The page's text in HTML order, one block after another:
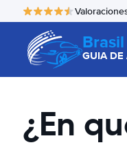
Brasil
GUIA DE
¿En